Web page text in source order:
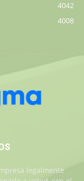
4042
4008
legalmente